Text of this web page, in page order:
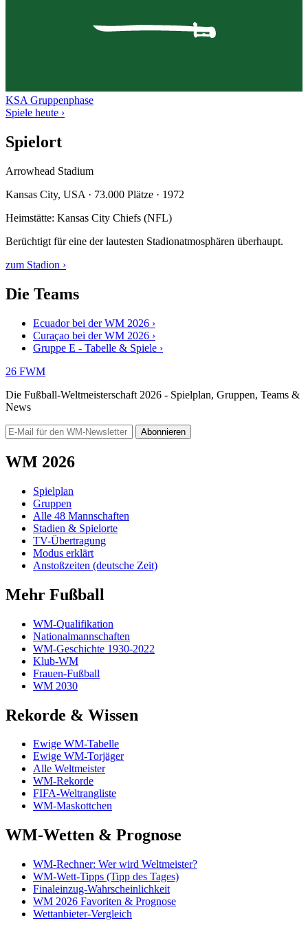
KSA Gruppenphase
Spiele heute ›
Spielort
Arrowhead Stadium
Kansas City, USA · 73.000 Plätze · 1972
Heimstätte: Kansas City Chiefs (NFL)
Berüchtigt für eine der lautesten Stadionatmosphären überhaupt.
zum Stadion ›
Die Teams
Ecuador bei der WM 2026 ›
Curaçao bei der WM 2026 ›
Gruppe E - Tabelle & Spiele ›
26 FWM
Die Fußball-Weltmeisterschaft 2026 - Spielplan, Gruppen, Teams &
News
Abonnieren
WM 2026
Spielplan
Gruppen
Alle 48 Mannschaften
Stadien & Spielorte
TV-Übertragung
Modus erklärt
Anstoßzeiten (deutsche Zeit)
Mehr Fußball
WM-Qualifikation
Nationalmannschaften
WM-Geschichte 1930-2022
Klub-WM
Frauen-Fußball
WM 2030
Rekorde & Wissen
Ewige WM-Tabelle
Ewige WM-Torjäger
Alle Weltmeister
WM-Rekorde
FIFA-Weltrangliste
WM-Maskottchen
WM-Wetten & Prognose
WM-Rechner: Wer wird Weltmeister?
WM-Wett-Tipps (Tipp des Tages)
Finaleinzug-Wahrscheinlichkeit
WM 2026 Favoriten & Prognose
Wettanbieter-Vergleich